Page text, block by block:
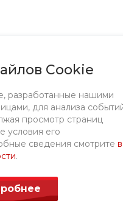
Cookie
разработанные нашими
для анализа
просмотр страниц
условия его
сведения смотрите в
.